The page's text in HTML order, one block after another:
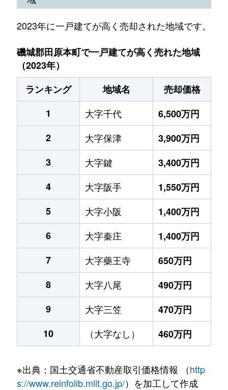
2023年に一戸建てが高く売却された地域です。
磯城郡田原本町で一戸建てが高く売れた地域
（2023年）
ランキング
地域名
売却価格
1
大字千代
6,500万円
2
大字保津
3,900万円
3
大字鍵
3,400万円
4
大字阪手
1,550万円
5
大字小阪
1,400万円
6
大字秦庄
1,400万円
7
大字藥王寺
650万円
8
大字八尾
490万円
9
大字三笠
470万円
10
（大字なし） 460万円
※出典：国土交通省不動産取引価格情報 （http
s://www.reinfolib.mlit.go.jp/）を加工して作成